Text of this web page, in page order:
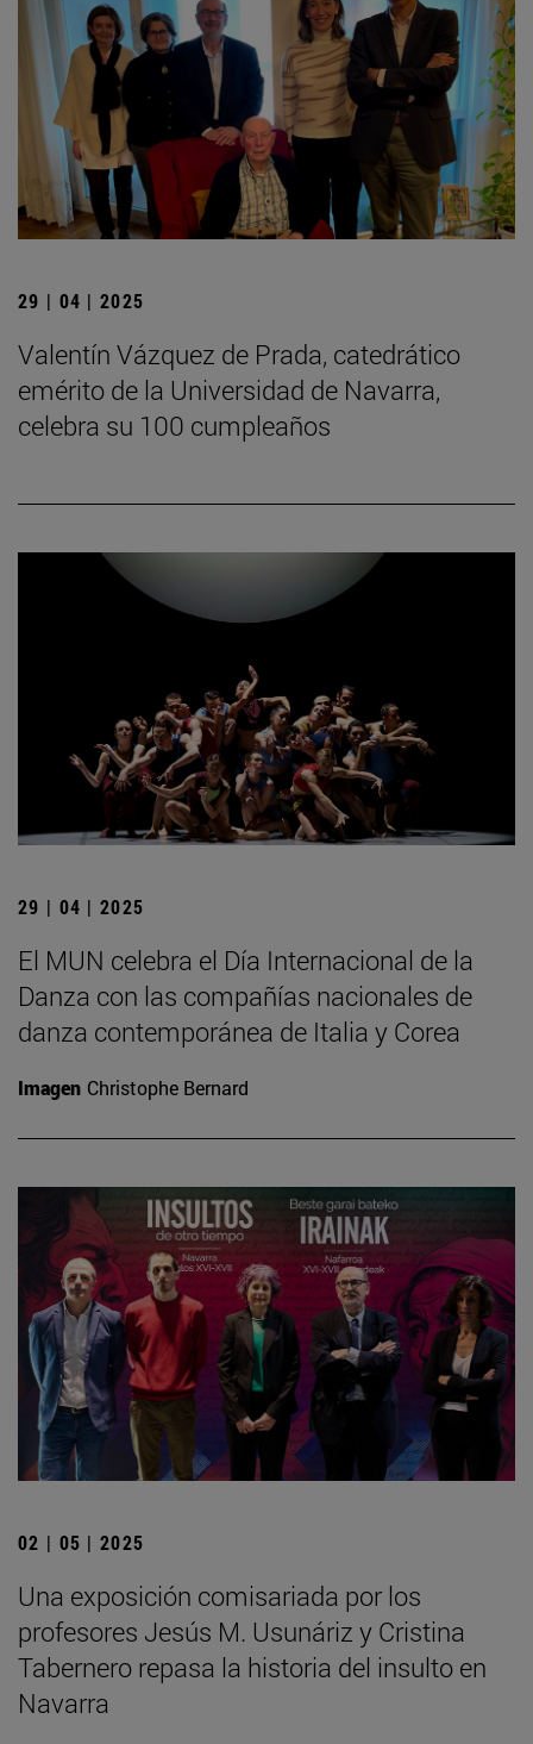
29 | 04 | 2025
Valentín Vázquez de Prada, catedrático
emérito de la Universidad de Navarra,
celebra su 100 cumpleaños
29 | 04 | 2025
El MUN celebra el Día Internacional de la
Danza con las compañías nacionales de
danza contemporánea de Italia y Corea
Imagen Christophe Bernard
02 | 05 | 2025
Una exposición comisariada por los
profesores Jesús M. Usunáriz y Cristina
Tabernero repasa la historia del insulto en
Navarra